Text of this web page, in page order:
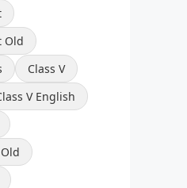
Old
Class V
V English